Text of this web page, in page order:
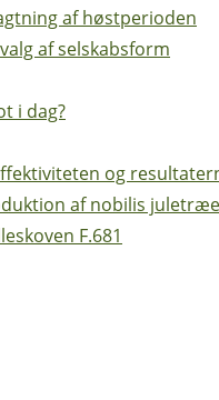
af høstperioden
af selskabsform
i dag?
og
af nobilis
F.681